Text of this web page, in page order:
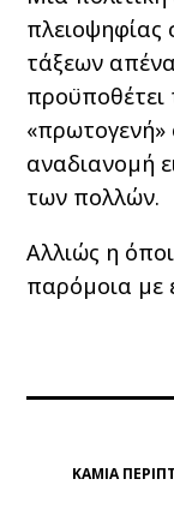
πλειοψηφίας
τάξεων
«πρωτογενή»
αναδιανομή
των πολλών.
Αλλιώς η
παρόμοια με
ΚΑΜΊΑ